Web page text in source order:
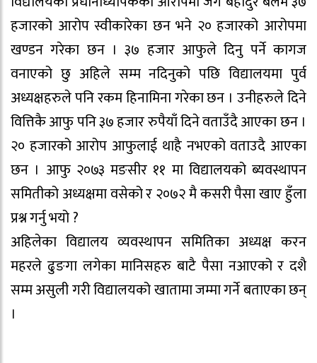
हजारको आरोप स्वीकारेका छन भने २० हजारको आरोपमा
खण्डन गरेका छन । ३७ हजार आफुले दिनु पर्ने कागज
वनाएको छु अहिले सम्म नदिनुको पछि विद्यालयमा पुर्व
अध्यक्षहरुले पनि रकम हिनामिना गरेका छन । उनीहरुले दिने
वित्तिकै आफु पनि ३७ हजार रुपैयाँ दिने वताउँदै आएका छन ।
२० हजारको आरोप आफुलाई थाहै नभएको वताउदै आएका
छन । आफु २०७३ मङसीर ११ मा विद्यालयको ब्यवस्थापन
समितीको अध्यक्षमा वसेको र २०७२ मै कसरी पैसा खाए हुँला
प्रश्न गर्नु भयो ?
अहिलेका विद्यालय व्यवस्थापन समितिका अध्यक्ष करन
महरले ढुङगा लगेका मानिसहरु बाटै पैसा नआएको र दशै
सम्म असुली गरी विद्यालयको खातामा जम्मा गर्ने बताएका छन्
।